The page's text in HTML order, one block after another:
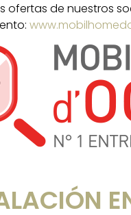
ofertas de nuestros